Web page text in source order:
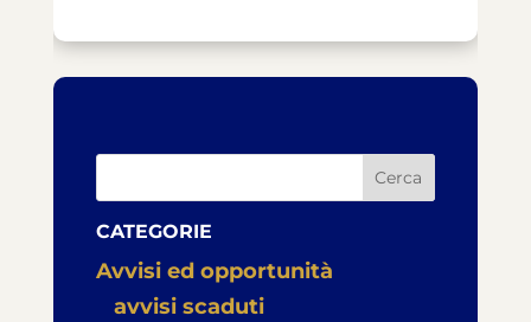
Cerca
CATEGORIE
Avvisi ed opportunità
avvisi scaduti